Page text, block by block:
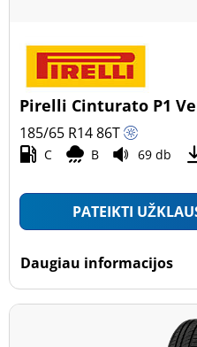
Pirelli Cinturato P1
185/65 R1486T
C B 69 db
PATEIKTI
Daugiau informacijos